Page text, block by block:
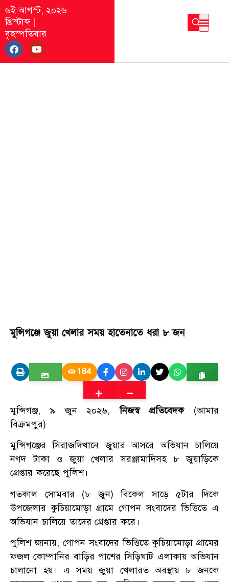
৬ই আগস্ট, ২০২৬
খ্রিস্টাব্দ|
বৃহস্পতিবার
মুন্সিগঞ্জে জুয়া খেলার সময় হাতেনাতে ধরা ৮ জন
184
মুন্সিগঞ্জ, ৯ জুন ২০২৬,নিজস্ব প্রতিবেদক(আমার
বিক্রমপুর)
মুন্সিগঞ্জের সিরাজদিখানে জুয়ার আসরে অভিযান চালিয়ে
নগদ টাকা ও জুয়া খেলার সরঞ্জামাদিসহ ৮ জুয়াড়িকে
গ্রেপ্তার করেছে পুলিশ।
গতকাল সোমবার (৮ জুন) বিকেল সাড়ে ৫টার দিকে
উপজেলার কুচিয়ামোড়া গ্রামে গোপন সংবাদের ভিত্তিতে এ
অভিযান চালিয়ে তাদের গ্রেপ্তার করে।
পুলিশ জানায়, গোপন সংবাদের ভিত্তিতে কুচিয়ামোড়া গ্রামের
ফজল কোম্পানির বাড়ির পাশের সিড়িঘাট এলাকায় অভিযান
চালানো হয়। এ সময় জুয়া খেলারত অবস্থায় ৮ জনকে